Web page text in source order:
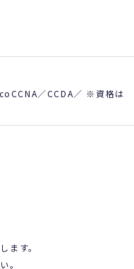
／CCDA／ ※資格は
ます。
。